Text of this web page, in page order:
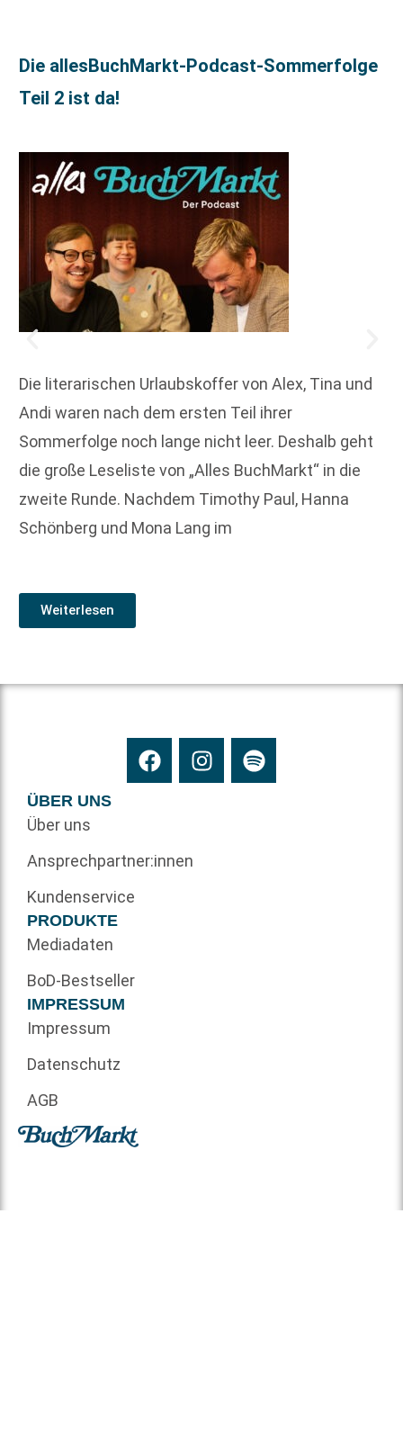
Die allesBuchMarkt-Podcast-Sommerfolge
Teil 2 ist da!
Die literarischen Urlaubskoffer von Alex, Tina und
Andi waren nach dem ersten Teil ihrer
Sommerfolge noch lange nicht leer. Deshalb geht
die große Leseliste von „Alles BuchMarkt“ in die
zweite Runde. Nachdem Timothy Paul, Hanna
Schönberg und Mona Lang im
Weiterlesen
ÜBER UNS
Über uns
Ansprechpartner:innen
Kundenservice
PRODUKTE
Mediadaten
BoD-Bestseller
IMPRESSUM
Impressum
Datenschutz
AGB